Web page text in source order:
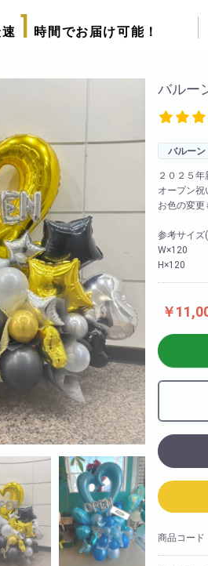
1 時間でお届け可能！
ント
ーズ
サプライズ装飾ギャ
推し活用推し花・フ
口コミ・評判
後払い決済申請用紙
カタログ請求
配達可能エリア
スタッフブログ
biotopの沿革
法人様向け
胡蝶蘭の値段や相場
会社概要
採用情報
バルー
バルーン
２０２５年
オープン祝
お色の変更
参考サイズ
W×120
H×120
￥
商品コード